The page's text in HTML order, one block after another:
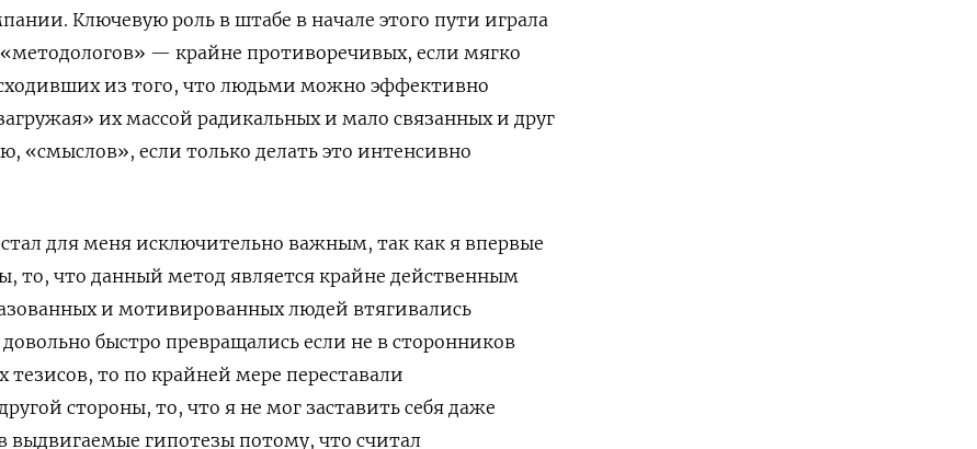
Ключевую роль в штабе в начале этого пути играла
— крайне противоречивых, если мягко
из того, что людьми можно эффективно
их массой радикальных и мало связанных и друг
«смыслов», если только делать это интенсивно
для меня исключительно важным, так как я впервые
то, что данный метод является крайне действенным
и мотивированных людей втягивались
быстро превращались если не в сторонников
тезисов, то по крайней мере переставали
стороны, то, что я не мог заставить себя даже
гипотезы потому, что считал